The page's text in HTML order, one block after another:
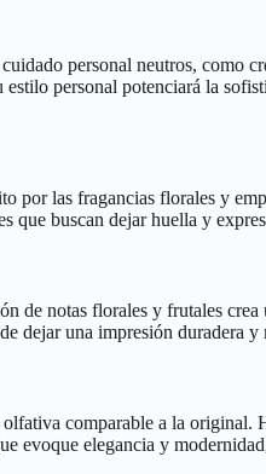
personal neutros, como
personal potenciará la
las fragancias florales y
buscan dejar huella y
de notas florales y frutales
dejar una impresión duradera y
comparable a la original.
evoque elegancia y